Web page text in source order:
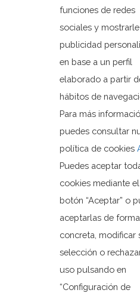
Ayuntamiento de Orxeta
Plaza Dr. Ferrándiz, 1
03579 Orxeta, Alicante.
ajuntament@orxeta.es
Política de Privacidad
Política de cookies
funciones de redes
sociales y mostrarle
publicidad
en base a un perfil
elaborado a partir
hábitos de
Para más
puedes consultar
política de cookies
Puedes aceptar
cookies mediante el
botón “Aceptar” o
aceptarlas de forma
concreta, modificar
selección o
uso pulsando en
“Configuración de